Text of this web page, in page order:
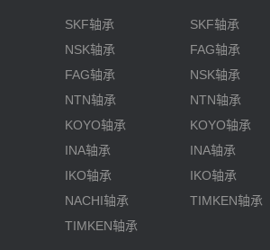
SKF轴承
NSK轴承
FAG轴承
NTN轴承
KOYO轴承
INA轴承
IKO轴承
NACHI轴承
TIMKEN轴承
SKF轴承
FAG轴承
NSK轴承
NTN轴承
KOYO轴承
INA轴承
IKO轴承
TIMKEN轴承